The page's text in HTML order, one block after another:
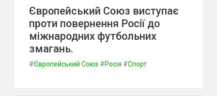
Європейський Союз виступає
проти повернення Росії до
міжнародних футбольних
змагань.
#Європейський Союз #Росія #Спорт